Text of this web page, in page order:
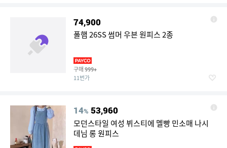
74,900
폴햄 26SS 썸머 우븐 원피스 2종
구매 999+
11번가
14% 53,960
모던스타일 여성 뷔스티에 멜빵 민소매 나시
데님 롱 원피스